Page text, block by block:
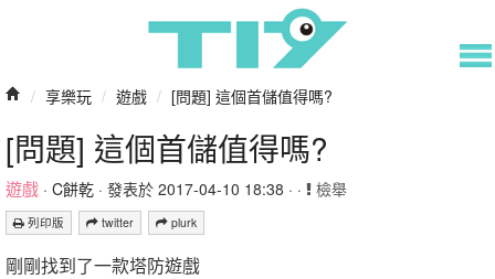
/ 享樂玩 / 遊戲 / [問題] 這個首儲值得嗎?
[問題] 這個首儲值得嗎?
遊戲 · C餅乾 · 發表於 2017-04-10 18:38 · · 檢舉
列印版 twitter plurk
剛剛找到了一款塔防遊戲